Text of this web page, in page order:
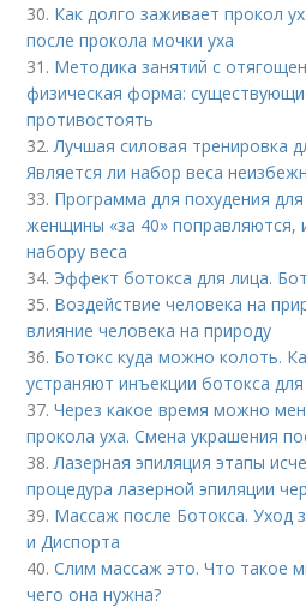
30. Как долго заживает прокол
после прокола мочки уха
31. Методика занятий с
физическая форма:
противостоять
32.Лучшая силовая тренировка
Является ли набор веса
33. Программа для похудения
женщины «за 40» поправляются,
набору веса
34. Эффект ботокса для лица.
35. Воздействие человека на
влияние человека на природу
36. Ботокс куда можно колоть.
устраняют инъекции ботокса
37.Через какое время можно
прокола уха. Смена украшения
38.Лазерная эпиляция этапы
процедура лазерной эпиляции
39. Массаж после Ботокса. Уход
и Диспорта
40.Слим массаж это. Что такое
чего она нужна?